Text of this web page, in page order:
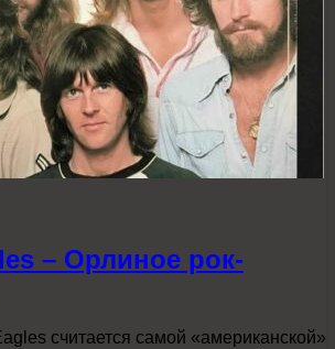
– Орлиное рок-
считается самой «американской»